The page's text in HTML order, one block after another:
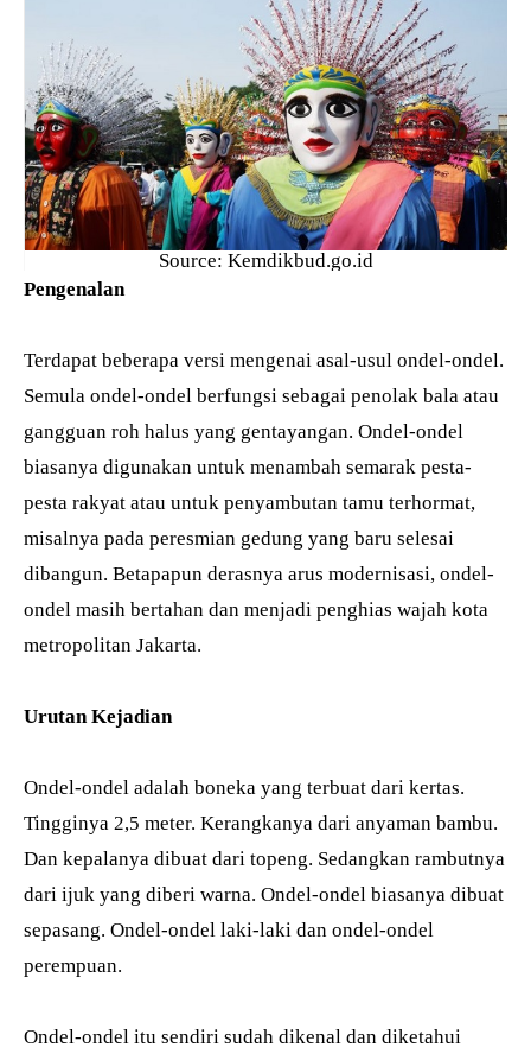
Source: Kemdikbud.go.id
Pengenalan
Terdapat beberapa versi mengenai asal-usul ondel-ondel.
Semula ondel-ondel berfungsi sebagai penolak bala atau
gangguan roh halus yang gentayangan. Ondel-ondel
biasanya digunakan untuk menambah semarak pesta-
pesta rakyat atau untuk penyambutan tamu terhormat,
misalnya pada peresmian gedung yang baru selesai
dibangun. Betapapun derasnya arus modernisasi, ondel-
ondel masih bertahan dan menjadi penghias wajah kota
metropolitan Jakarta.
Urutan Kejadian
Ondel-ondel adalah boneka yang terbuat dari kertas.
Tingginya 2,5 meter. Kerangkanya dari anyaman bambu.
Dan kepalanya dibuat dari topeng. Sedangkan rambutnya
dari ijuk yang diberi warna. Ondel-ondel biasanya dibuat
sepasang. Ondel-ondel laki-laki dan ondel-ondel
perempuan.
Ondel-ondel itu sendiri sudah dikenal dan diketahui